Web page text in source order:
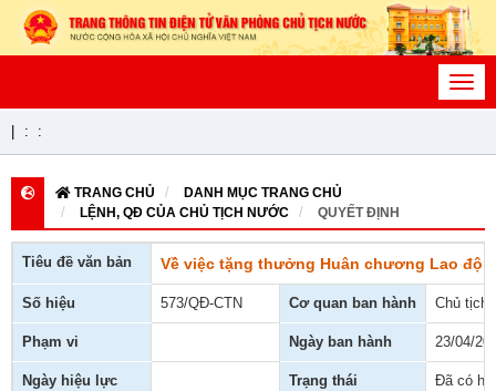
: :
TRANG CHỦ
DANH MỤC TRANG CHỦ
LỆNH, QĐ CỦA CHỦ TỊCH NƯỚC
QUYẾT ĐỊNH
Tiêu đề văn bản Về việc tặng thưởng Huân chương Lao
Số hiệu 573/QĐ-CTN Cơ quan ban hành Chủ tịch
Phạm vi Ngày ban hành 23/04/
Ngày hiệu lực Trạng thái Đã có